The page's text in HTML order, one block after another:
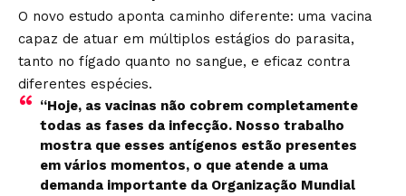
O novo estudo aponta caminho diferente: uma vacina
capaz de atuar em múltiplos estágios do parasita,
tanto no fígado quanto no sangue, e eficaz contra
diferentes espécies.
“Hoje, as vacinas não cobrem completamente
todas as fases da infecção. Nosso trabalho
mostra que esses antígenos estão presentes
em vários momentos, o que atende a uma
demanda importante da Organização Mundial